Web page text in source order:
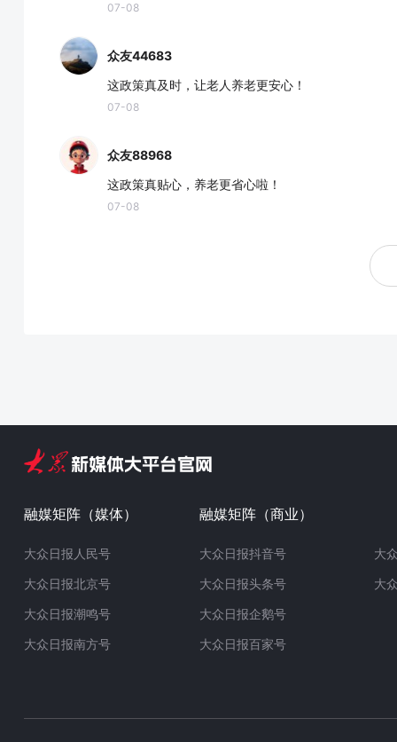
07-08
众友44683
这政策真及时，让老人养老更安心！
07-08
众友88968
这政策真贴心，养老更省心啦！
07-08
融媒矩阵（媒体）
大众日报人民号
大众日报北京号
大众日报潮鸣号
大众日报南方号
融媒矩阵（商业）
大众日报抖音号
大众日报头条号
大众日报企鹅号
大众日报百家号
大
大